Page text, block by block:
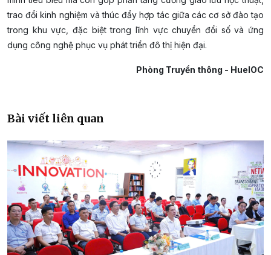
trao đổi kinh nghiệm và thúc đẩy hợp tác giữa các cơ sở đào tạo
trong khu vực, đặc biệt trong lĩnh vực chuyển đổi số và ứng
dụng công nghệ phục vụ phát triển đô thị hiện đại.
Phòng Truyền thông - HueIOC
Bài viết liên quan